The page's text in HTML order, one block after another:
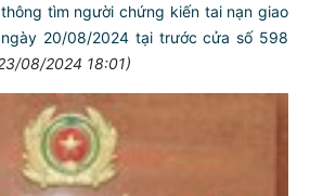
tìm người chứng kiến tai nạn giao
20/08/2024 tại trước cửa số 598
08/2024 18:01)